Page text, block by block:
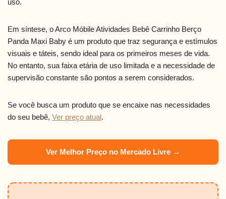
uso.
Em síntese, o Arco Móbile Atividades Bebê Carrinho Berço
Panda Maxi Baby é um produto que traz segurança e estímulos
visuais e táteis, sendo ideal para os primeiros meses de vida.
No entanto, sua faixa etária de uso limitada e a necessidade de
supervisão constante são pontos a serem considerados.
Se você busca um produto que se encaixe nas necessidades
do seu bebê, Ver preço atual.
Ver Melhor Preço no Mercado Livre →